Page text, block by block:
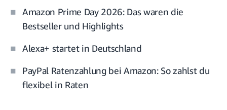
Amazon Prime Day 2026: Das waren die
Bestseller und Highlights
Alexa+ startet in Deutschland
PayPal Ratenzahlung bei Amazon: So zahlst du
flexibel in Raten